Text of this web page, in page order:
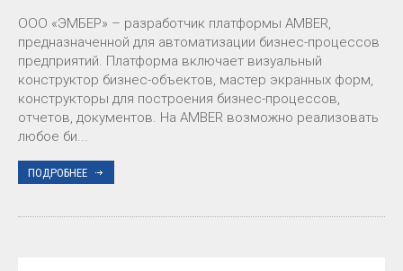
ООО «ЭМБЕР» – разработчик платформы AMBER,
предназначенной для автоматизации бизнес-процессов
предприятий. Платформа включает визуальный
конструктор бизнес-объектов, мастер экранных форм,
конструкторы для построения бизнес-процессов,
отчетов, документов. На AMBER возможно реализовать
любое би...
ПОДРОБНЕЕ